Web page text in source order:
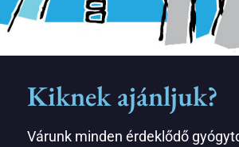
Kiknek ajánljuk?
Várunk minden érdeklődő